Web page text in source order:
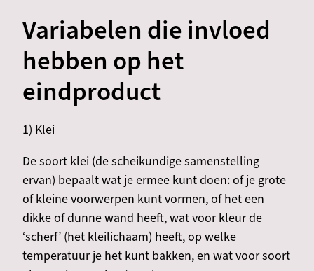
Variabelen die invloed
hebben op het
eindproduct
1) Klei
De soort klei (de scheikundige samenstelling
ervan) bepaalt wat je ermee kunt doen: of je grote
of kleine voorwerpen kunt vormen, of het een
dikke of dunne wand heeft, wat voor kleur de
‘scherf’ (het kleilichaam) heeft, op welke
temperatuur je het kunt bakken, en wat voor soort